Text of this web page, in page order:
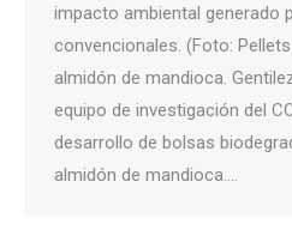
impacto ambiental generado
convencionales. (Foto:
almidón de mandioca.
equipo de investigación del
desarrollo de bolsas
almidón de mandioca.…